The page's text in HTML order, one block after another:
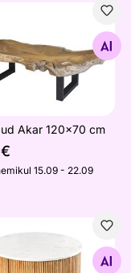
Akar 120x70 cm
Otsi sarnaseid
Akar 120x70 cm
€
15.09 - 22.09
Tres Chic
Otsi sarnaseid